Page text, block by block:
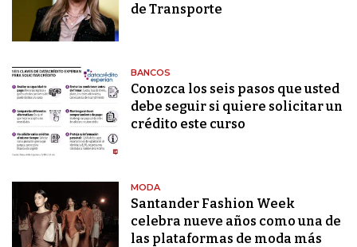
de Transporte
BANCOS
Conozca los seis pasos que usted
debe seguir si quiere solicitar un
crédito este curso
MODA
Santander Fashion Week
celebra nueve años como una de
las plataformas de moda más